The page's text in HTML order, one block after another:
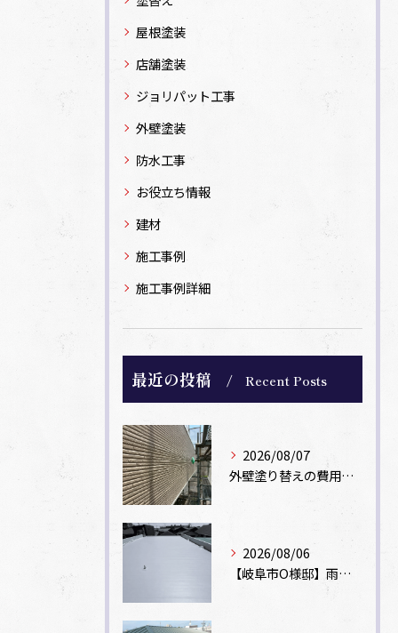
屋根塗装
店舗塗装
ジョリパット工事
外壁塗装
防水工事
お役立ち情報
建材
施工事例
施工事例詳細
最近の投稿 Recent Posts
2026/08/07
外壁塗り替えの費用相場は？坪数別の価格目安と安く抑えるコツ【一級塗装士解説】
2026/08/06
【岐阜市O様邸】雨漏りを解消！塩ビシート機械固定工法による屋根防水工事